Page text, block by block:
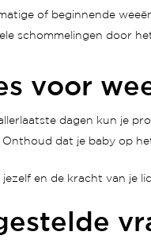
of beginnende
schommelingen door
voor
dagen kun je
dat je baby op
en de kracht van je